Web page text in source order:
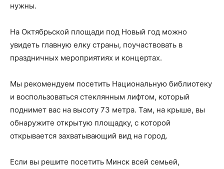
нужны.
На Октябрьской площади под Новый год можно
увидеть главную елку страны, поучаствовать в
праздничных мероприятиях и концертах.
Мы рекомендуем посетить Национальную библиотеку
и воспользоваться стеклянным лифтом, который
поднимет вас на высоту 73 метра. Там, на крыше, вы
обнаружите открытую площадку, с которой
открывается захватывающий вид на город.
Если вы решите посетить Минск всей семьей,